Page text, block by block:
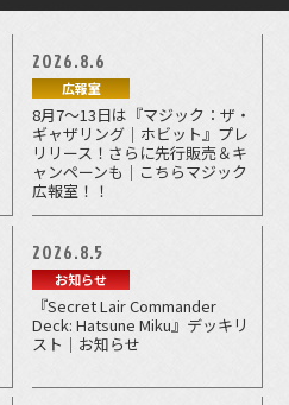
2026.8.6
広報室
8月7～13日は『マジック：ザ・
ギャザリング｜ホビット』プレ
リリース！さらに先行販売＆キ
ャンペーンも｜こちらマジック
広報室！！
2026.8.5
お知らせ
『Secret Lair Commander
Deck: Hatsune Miku』デッキリ
スト｜お知らせ